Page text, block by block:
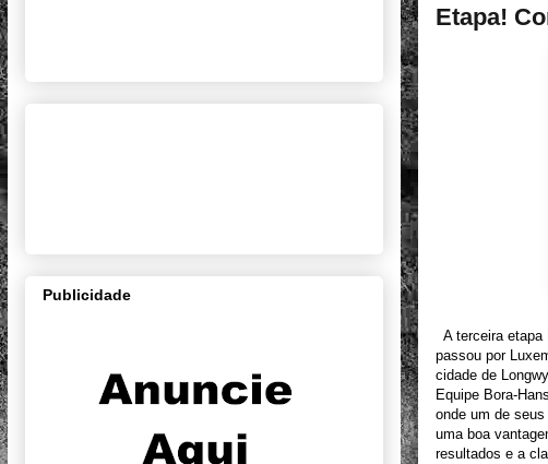
Etapa!
A terceira etapa
passou por
cidade de
Equipe Bora-
onde um de
uma boa
resultados e a
Publicidade